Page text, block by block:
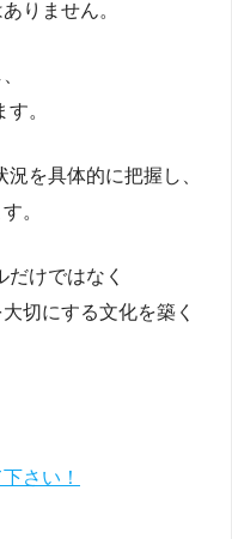
りません。
。
を具体的に把握し、
。
けではなく
切にする文化を築く
さい！